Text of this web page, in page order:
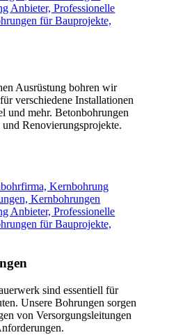
Ausrüstung bohren wir
verschiedene Installationen
und mehr. Betonbohrungen
Renovierungsprojekte.
sind essentiell für
Unsere Bohrungen sorgen
von Versorgungsleitungen